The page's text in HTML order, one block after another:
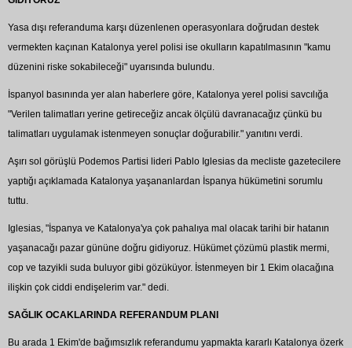
Yasa dışı referanduma karşı düzenlenen operasyonlara doğrudan destek
vermekten kaçınan Katalonya yerel polisi ise okulların kapatılmasının "kamu
düzenini riske sokabileceği" uyarısında bulundu.
İspanyol basınında yer alan haberlere göre, Katalonya yerel polisi savcılığa
"Verilen talimatları yerine getireceğiz ancak ölçülü davranacağız çünkü bu
talimatları uygulamak istenmeyen sonuçlar doğurabilir." yanıtını verdi.
Aşırı sol görüşlü Podemos Partisi lideri Pablo Iglesias da mecliste gazetecilere
yaptığı açıklamada Katalonya yaşananlardan İspanya hükümetini sorumlu
tuttu.
Iglesias, "İspanya ve Katalonya'ya çok pahalıya mal olacak tarihi bir hatanın
yaşanacağı pazar gününe doğru gidiyoruz. Hükümet çözümü plastik mermi,
cop ve tazyikli suda buluyor gibi gözüküyor. İstenmeyen bir 1 Ekim olacağına
ilişkin çok ciddi endişelerim var." dedi.
SAĞLIK OCAKLARINDA REFERANDUM PLANI
Bu arada 1 Ekim'de bağımsızlık referandumu yapmakta kararlı Katalonya özerk